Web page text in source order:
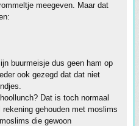
meegeven. Maar dat
buurmeisje dus geen ham op
ook gezegd dat dat niet
Dat is toch normaal
rekening gehouden met moslims
die gewoon